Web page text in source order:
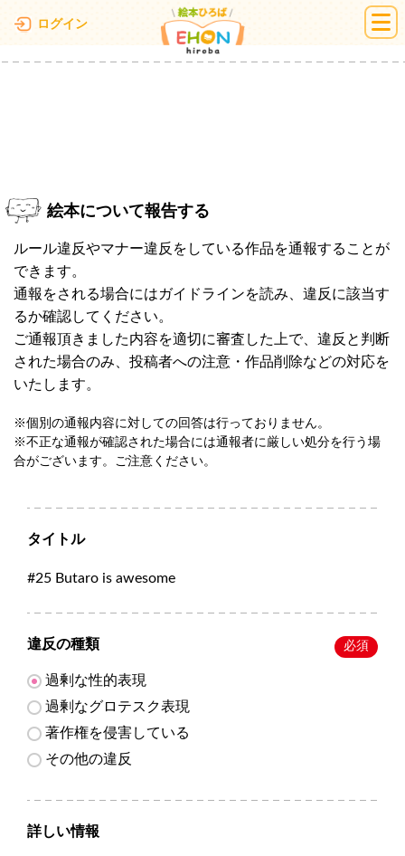
ログイン 絵本ひろば
絵本について報告する
ルール違反やマナー違反をしている作品を通報することが
できます。
通報をされる場合にはガイドラインを読み、違反に該当す
るか確認してください。
ご通報頂きました内容を適切に審査した上で、違反と判断
された場合のみ、投稿者への注意・作品削除などの対応を
いたします。
※個別の通報内容に対しての回答は行っておりません。
※不正な通報が確認された場合には通報者に厳しい処分を行う場
合がございます。ご注意ください。
タイトル
#25 Butaro is awesome
違反の種類 必須
過剰な性的表現
過剰なグロテスク表現
著作権を侵害している
その他の違反
詳しい情報